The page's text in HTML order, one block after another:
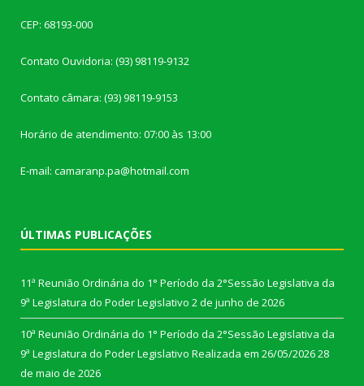
CEP: 68193-000
Contato Ouvidoria: (93) 98119-9132
Contato câmara: (93) 98119-9153
Horário de atendimento: 07:00 às 13:00
E-mail: camaranp.pa@hotmail.com
ÚLTIMAS PUBLICAÇÕES
11ª Reunião Ordinária do 1° Período da 2°Sessão Legislativa da
9ª Legislatura do Poder Legislativo 2 de junho de 2026
10ª Reunião Ordinária do 1° Período da 2°Sessão Legislativa da
9ª Legislatura do Poder Legislativo Realizada em 26/05/202628
de maio de 2026